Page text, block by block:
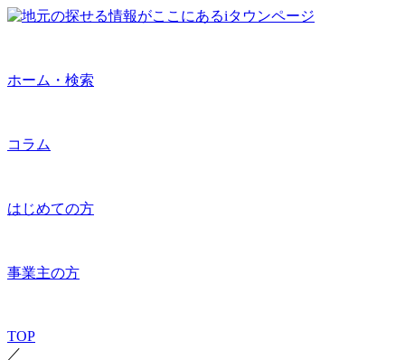
ホーム・検索
コラム
はじめての方
事業主の方
TOP
／